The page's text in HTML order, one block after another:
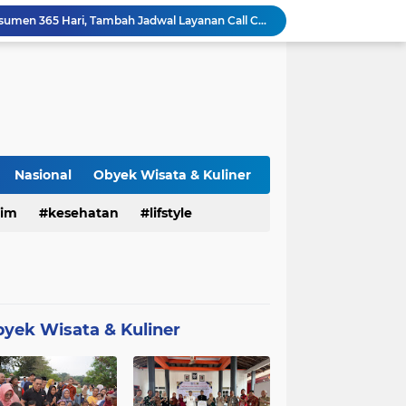
Hisense Siap Layani Konsumen 365 Hari, Tambah Jadwal Layanan Call Center Hisense Care
Cara Dapat Diskon Terbaik dan Tetap Aman
Bawah Air untuk Inspeksi dan Survei Industri
Nasional Obyek Wisata & Kuliner
kesehatan lifstyle
Wisata & Kuliner